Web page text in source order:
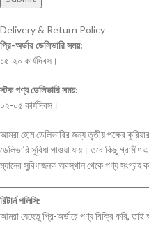
Delivery & Return Policy
প্রি-অর্ডার ডেলিভারি সময়:
১৫-২০ কার্যদিবস।
স্টক পণ্য ডেলিভারি সময়:
০২-০৫ কার্যদিবস।
আমরা হোম ডেলিভারির জন্য তৃতীয় পক্ষের
ডেলিভারি সুবিধা পাওয়া যায়। তবে কিছু
ম্যানের সুবিধাজনক অবস্থান থেকে পণ্য সংগ্রহ
রিটার্ন পলিসি:
আমরা যেহেতু প্রি-অর্ডারে পণ্য বিক্রি করি, তাই